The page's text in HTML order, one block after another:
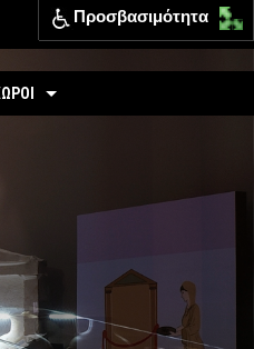
Ελέας
Ντόλιανης
Προσβασιμότητα